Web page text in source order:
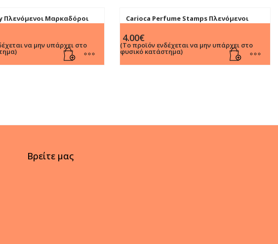
Πλενόμενοι Μαρκαδόροι
να μην υπάρχει στο
Carioca Perfume Stamps Πλενόμενοι
Χρώματα
4.00€
(Το προϊόν ενδέχεται να μην υπάρχει στο
φυσικό κατάστημα)
Βρείτε μας